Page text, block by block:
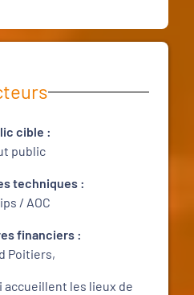
cible :
public
techniques :
/ AOC
financiers :
Poitiers,
accueillent les lieux de